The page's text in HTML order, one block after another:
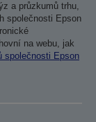
a průzkumů trhu,
společnosti Epson
na webu, jak
společnosti Epson